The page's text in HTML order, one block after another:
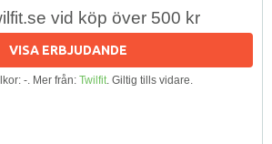
vid köp över 500 kr
VISA ERBJUDANDE
-. Mer från: Twilfit. Giltig tills vidare.